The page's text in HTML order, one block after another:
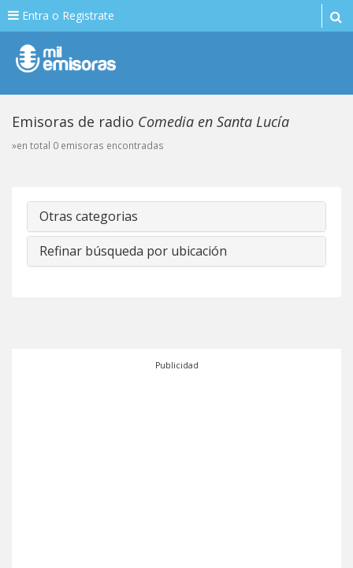
Entra o Registrate
Emisoras de radio Comedia en Santa Lucía
»en total 0 emisoras encontradas
Otras categorias
Refinar búsqueda por ubicación
Publicidad